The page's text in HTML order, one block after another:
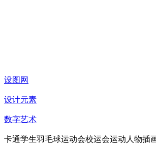
设图网
设计元素
数字艺术
卡通学生羽毛球运动会校运会运动人物插